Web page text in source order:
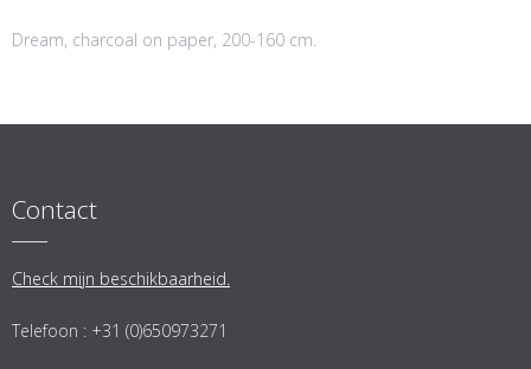
Dream, charcoal on paper, 200-160 cm.
Contact
Check mijn beschikbaarheid.
Telefoon : +31 (0)650973271